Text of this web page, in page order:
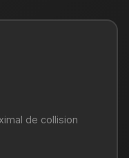
de collision